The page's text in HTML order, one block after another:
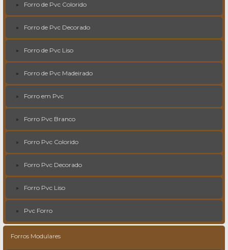
Forro de Pvc Colorido
Forro de Pvc Decorado
Forro de Pvc Liso
Forro de Pvc Madeirado
Forro em Pvc
Forro Pvc Branco
Forro Pvc Colorido
Forro Pvc Decorado
Forro Pvc Liso
Pvc Forro
Forros Modulares